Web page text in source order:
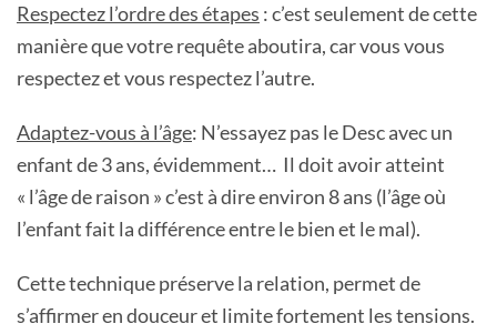
Respectez l’ordre des étapes : c’est seulement de cette
manière que votre requête aboutira, car vous vous
respectez et vous respectez l’autre.
Adaptez-vous à l’âge: N’essayez pas le Desc avec un
enfant de 3 ans, évidemment… Il doit avoir atteint
« l’âge de raison » c’est à dire environ 8 ans (l’âge où
l’enfant fait la différence entre le bien et le mal).
Cette technique préserve la relation, permet de
s’affirmer en douceur et limite fortement les tensions.